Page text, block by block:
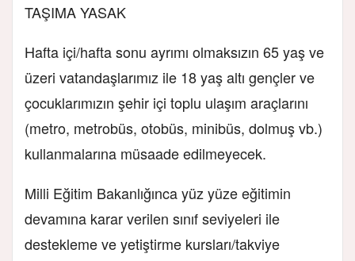
TAŞIMA YASAK
Hafta içi/hafta sonu ayrımı olmaksızın 65 yaş ve
üzeri vatandaşlarımız ile 18 yaş altı gençler ve
çocuklarımızın şehir içi toplu ulaşım araçlarını
(metro, metrobüs, otobüs, minibüs, dolmuş vb.)
kullanmalarına müsaade edilmeyecek.
Milli Eğitim Bakanlığınca yüz yüze eğitimin
devamına karar verilen sınıf seviyeleri ile
destekleme ve yetiştirme kursları/takviye